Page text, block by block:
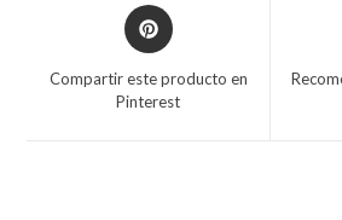
Compartir este producto en
Pinterest